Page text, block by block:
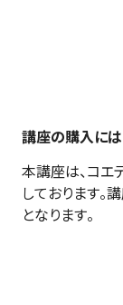
講座の購入に
本講座は、コエ
しております
となります。